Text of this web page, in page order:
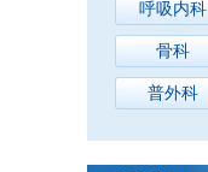
呼吸内科
骨科
普外科